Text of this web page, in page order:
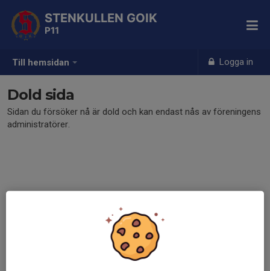
Till hemsidan Logga in
STENKULLEN GOIK
P11
Dold sida
Sidan du försöker nå är dold och kan endast nås av föreningens
administratörer.